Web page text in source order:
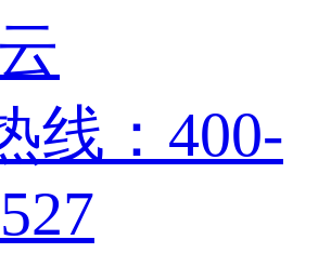
线：400-